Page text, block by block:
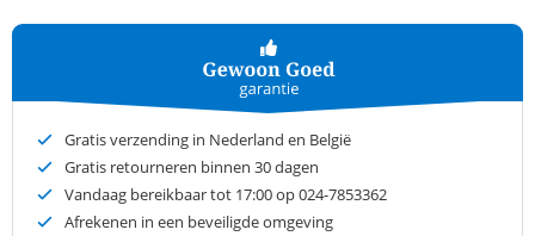
Gratis verzending in Nederland en België
Gratis retourneren binnen 30 dagen
Vandaag bereikbaar tot 17:00 op 024-7853362
Afrekenen in een beveiligde omgeving